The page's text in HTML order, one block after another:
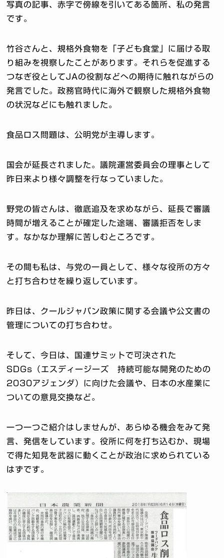
写真の記事、赤字で傍線を引いてある箇所、私の発言
です。
竹谷さんと、規格外食物を「子ども食堂」に届ける取
り組みを視察したことがあります。それらを促進する
つなぎ役としてJAの役割などへの期待に触れながらの
発言でした。政務官時代に海外で観察した規格外食物
の状況などにも触れました。
食品ロス問題は、公明党が主導します。
国会が延長されました。議院運営委員会の理事として
昨日来より様々調整を行なっていました。
野党の皆さんは、徹底追及を求めながら、延長で審議
時間が増えることが確定した途端、審議拒否をしま
す。なかなか理解に苦しむところです。
その間も私は、与党の一員として、様々な役所の方々
と打ち合わせを繰り返しています。
昨日は、クールジャパン政策に関する会議や公文書の
管理についての打ち合わせ。
そして、今日は、国連サミットで可決された
SDGs（エスディージーズ 持続可能な開発のための
2030アジェンダ）に向けた会議や、日本の水産業に
ついての意見交換など。
一つ一つご紹介はしませんが、あらゆる機会をみて発
言、発信をしています。役所に何を打ち込むか、現場
で得た知見を武器に動くことが政治に求められている
はずです。